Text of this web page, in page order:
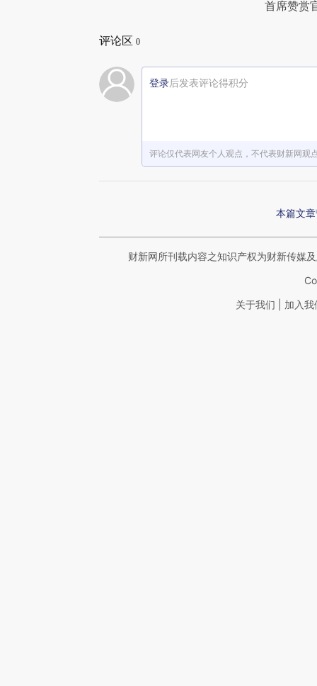
首席赞赏
评论区 0
登录后发表评论得积分
评论仅代表网友个人观点，不代表财新网观
本篇文
财新网所刊载内容之知识产权为财新传媒
关于我们 加入我